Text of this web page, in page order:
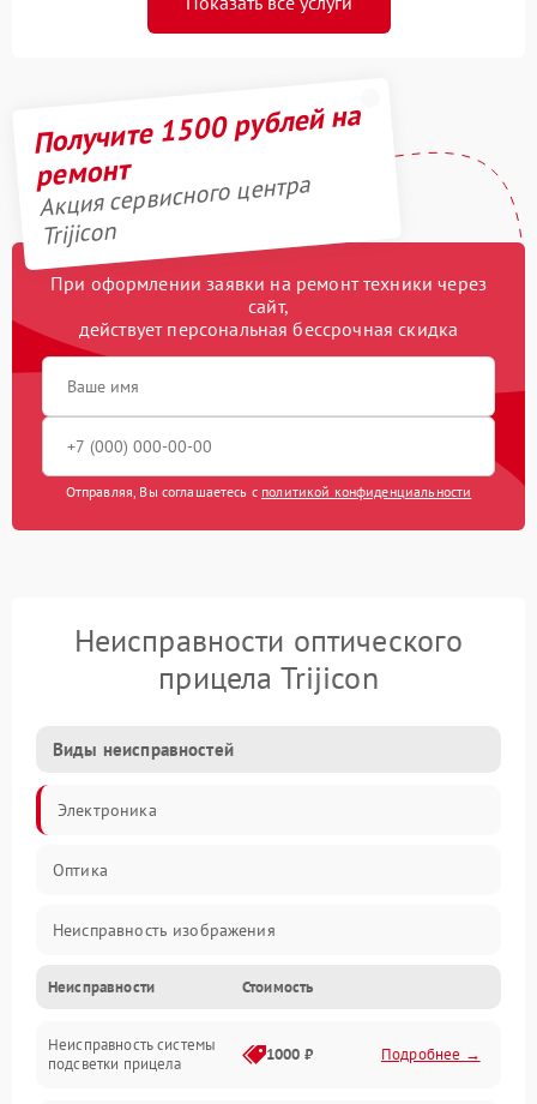
Получите 1500 рублей на
ремонт
Акция сервисного центра
Trijicon
При оформлении заявки на ремонт техники через
сайт,
действует персональная бессрочная скидка
Отправляя, Вы соглашаетесь с политикой конфиденциальности
Неисправности оптического
прицела Trijicon
Виды неисправностей
Электроника
Оптика
Неисправность изображения
Механические повреждения
Неисправность фокусировки и оптики
Неисправности Стоимость
Неисправность системы
подсветки прицела
1000 ₽ Подробнее →